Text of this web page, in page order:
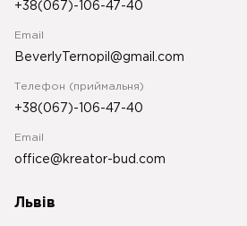
+38(067)-106-47-40
Email
BeverlyTernopil@gmail.com
Телефон (приймальня)
+38(067)-106-47-40
Email
office@kreator-bud.com
Львів